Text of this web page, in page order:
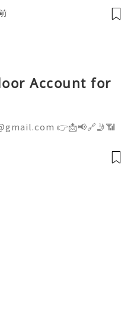
and collabo
Account for
👉📩📢🔗🤳📶
getpvapro.com Buy
Quality at Getpvapr